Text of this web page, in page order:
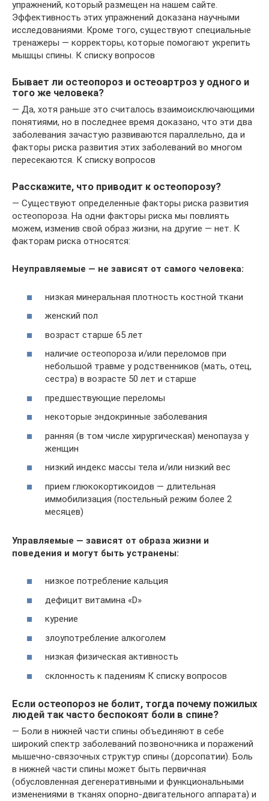
упражнений, который размещен на нашем сайте.
Эффективность этих упражнений доказана научными
исследованиями. Кроме того, существуют специальные
тренажеры — корректоры, которые помогают укрепить
мышцы спины. К списку вопросов
Бывает ли остеопороз и остеоартроз у одного и
того же человека?
— Да, хотя раньше это считалось взаимоисключающими
понятиями, но в последнее время доказано, что эти два
заболевания зачастую развиваются параллельно, да и
факторы риска развития этих заболеваний во многом
пересекаются. К списку вопросов
Расскажите, что приводит к остеопорозу?
— Существуют определенные факторы риска развития
остеопороза. На одни факторы риска мы повлиять
можем, изменив свой образ жизни, на другие — нет. К
факторам риска относятся:
Неуправляемые — не зависят от самого человека:
низкая минеральная плотность костной ткани
женский пол
возраст старше 65 лет
наличие остеопороза и/или переломов при
небольшой травме у родственников (мать, отец,
сестра) в возрасте 50 лет и старше
предшествующие переломы
некоторые эндокринные заболевания
ранняя (в том числе хирургическая) менопауза у
женщин
низкий индекс массы тела и/или низкий вес
прием глюкокортикоидов — длительная
иммобилизация (постельный режим более 2
месяцев)
Управляемые — зависят от образа жизни и
поведения и могут быть устранены:
низкое потребление кальция
дефицит витамина «D»
курение
злоупотребление алкоголем
низкая физическая активность
склонность к падениям К списку вопросов
Если остеопороз не болит, тогда почему пожилых
людей так часто беспокоят боли в спине?
— Боли в нижней части спины объединяют в себе
широкий спектр заболеваний позвоночника и поражений
мышечно-связочных структур спины (дорсопатии). Боль
в нижней части спины может быть первичная
(обусловленная дегенеративными и функциональными
изменениями в тканях опорно-двигательного аппарата) и